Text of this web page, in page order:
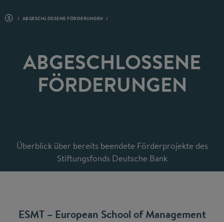
ABGESCHLOSSENE FÖRDERUNGEN
ABGESCHLOSSENE
FÖRDERUNGEN
Überblick über bereits beendete Förderprojekte des
Stiftungsfonds Deutsche Bank
ESMT – European School of Management